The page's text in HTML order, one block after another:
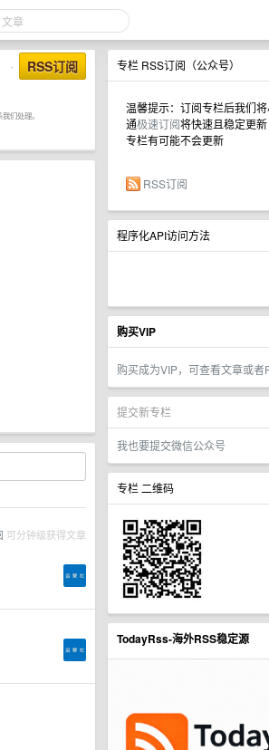
专栏 RSS订阅（公众号）
温馨提示：订阅专栏后我们
通极速订阅将快速且稳定更
专栏有可能不会更新
RSS订阅
程序化API访问方法
购买VIP
购买成为VIP，可查看文章或者
提交新专栏
我也要提交微信公众号
专栏 二维码
TodayRss-海外RSS稳定源
• RSS订阅
们处理。
可分钟级获得文章